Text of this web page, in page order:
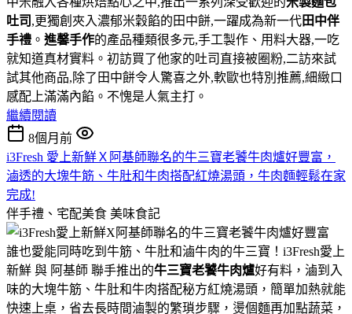
吐司 ,更獨創夾入濃郁米穀餡的田中餅,一躍成為新一代田中伴
手禮 。 進馨手作的產品種類很多元,手工製作、用料大器,一吃
就知道真材實料。初訪買了他家的吐司直接被圈粉,二訪來試
試其他商品,除了田中餅令人驚喜之外,軟歐也特別推薦,細緻口
感配上滿滿內餡。不愧是人氣主打。
繼續閱讀
8個月前
i3Fresh 愛上新鮮Ｘ阿基師聯名的牛三寶老饕牛肉爐好豐富，
滷透的大塊牛筋、牛肚和牛肉搭配紅燒湯頭，牛肉麵輕鬆在家
完成!
伴手禮、宅配美食 美味食記
誰也愛能同時吃到牛筋、牛肚和滷牛肉的牛三寶！i3Fresh愛上
新鮮 與 阿基師 聯手推出的牛三寶老饕牛肉爐好有料，滷到入
味的大塊牛筋、牛肚和牛肉搭配秘方紅燒湯頭，簡單加熱就能
快速上桌，省去長時間滷製的繁瑣步驟，燙個麵再加點蔬菜，